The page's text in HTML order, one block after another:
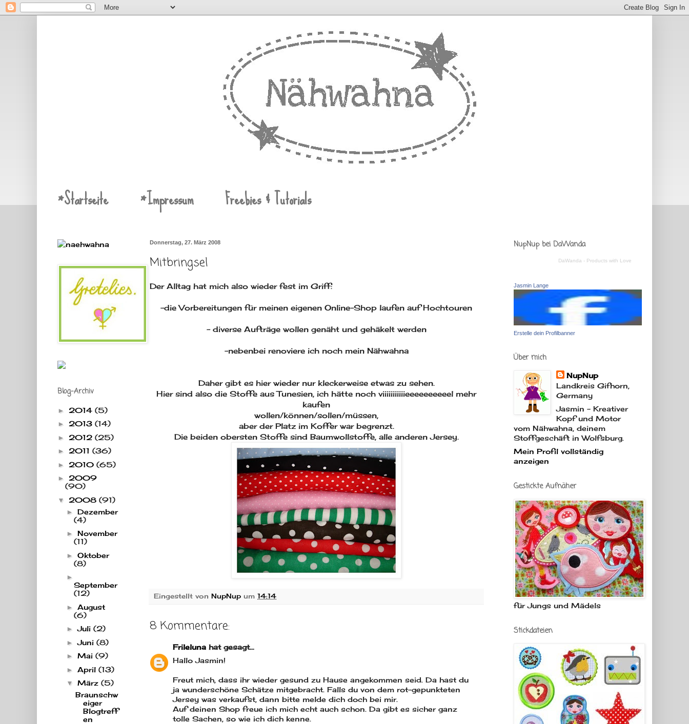
*Startseite *Impressum Freebies & Tutorials
Donnerstag, 27. März 2008
Mitbringsel
Der Alltag hat mich also wieder fest im Griff:
-die Vorbereitungen für meinen eigenen Online-Shop laufen auf Hochtouren
- diverse Aufträge wollen genäht und gehäkelt werden
-nebenbei renoviere ich noch mein Nähwahna
Daher gibt es hier wieder nur kleckerweise etwas zu sehen.
Hier sind also die Stoffe aus Tunesien, ich hätte noch viiiiiiiiiiieeeeeeeeeel mehr
kaufen
wollen/können/sollen/müssen,
aber der Platz im Koffer war begrenzt.
Die beiden obersten Stoffe sind Baumwollstoffe, alle anderen Jersey.
Eingestellt von NupNup um 14:14
8 Kommentare:
Frileluna hat gesagt…
Hallo Jasmin!
Freut mich, dass ihr wieder gesund zu Hause angekommen seid. Da hast du
ja wunderschöne Schätze mitgebracht. Falls du von dem rot-gepunkteten
Jersey was verkaufst, dann bitte melde dich doch bei mir.
Auf deinen Shop freue ich mich echt auch schon. Da gibt es sicher ganz
tolle Sachen, so wie ich dich kenne.
Blog-Archiv
► 2014 (5)
► 2013 (14)
► 2012 (25)
► 2011 (36)
► 2010 (65)
► 2009
(90)
▼ 2008 (91)
► Dezember
(4)
► November
(11)
► Oktober
(8)
►
September
(12)
► August
(6)
►Juli (2)
►Juni (8)
► Mai (9)
► April (13)
▼ März (5)
Braunschw
eiger
Blogtreff
en
NupNup bei DaWanda
DaWanda - Products with Love
Jasmin Lange
Erstelle dein Profilbanner
Über mich
NupNup
Landkreis Gifhorn,
Germany
Jasmin - Kreativer
Kopf und Motor
vom Nähwahna, deinem
Stoffgeschäft in Wolfsburg.
Mein Profil vollständig
anzeigen
Gestickte Aufnäher
für Jungs und Mädels
Stickdateien